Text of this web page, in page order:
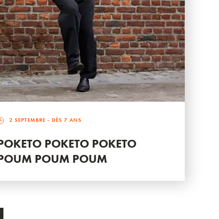
2 SEPTEMBRE - DÈS 7 ANS
POKETO POKETO
POUM POUM